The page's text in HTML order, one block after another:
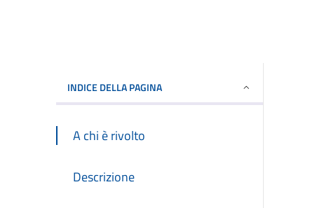
INDICE DELLA PAGINA
A chi è rivolto
Descrizione